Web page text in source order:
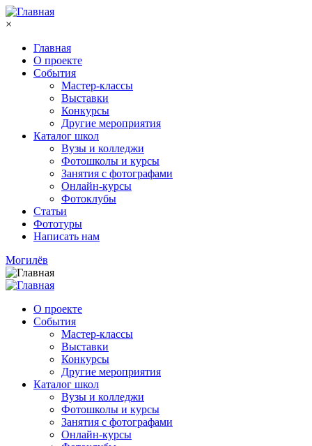
Перейти к основному содержанию
×
Главная
О проекте
События
Мастер-классы
Выставки
Конкурсы
Другие мероприятия
Каталог школ
Вузы и колледжи
Фотошколы и курсы
Занятия с фотографами
Онлайн-курсы
Фотоклубы
Статьи
Фототуры
Написать нам
Могилёв
О проекте
События
Мастер-классы
Выставки
Конкурсы
Другие мероприятия
Каталог школ
Вузы и колледжи
Фотошколы и курсы
Занятия с фотографами
Онлайн-курсы